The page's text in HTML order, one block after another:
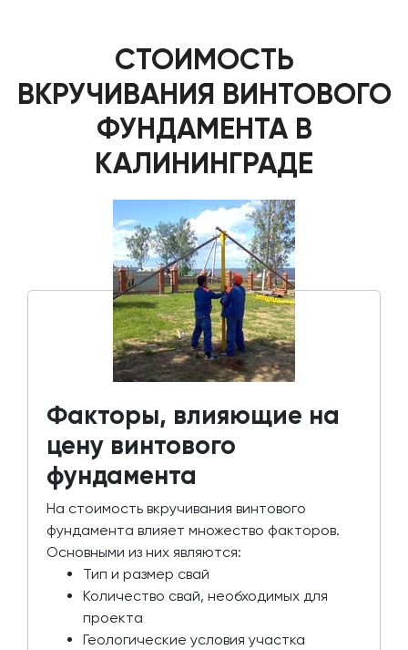
СТОИМОСТЬ
ВКРУЧИВАНИЯ ВИНТОВОГО
ФУНДАМЕНТА В
КАЛИНИНГРАДЕ
Факторы, влияющие на
цену винтового
фундамента
На стоимость вкручивания винтового
фундамента влияет множество факторов.
Основными из них являются:
Тип и размер свай
Количество свай, необходимых для
проекта
Геологические условия участка